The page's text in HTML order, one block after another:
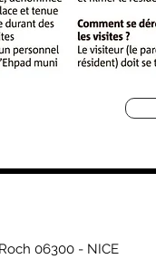
06300 - NICE